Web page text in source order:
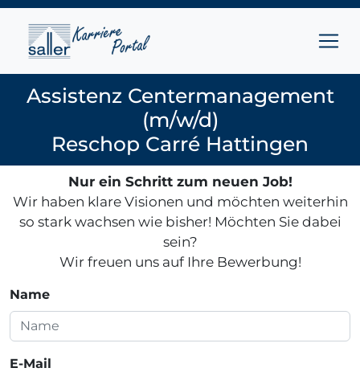
Zum Inhalt springen
Assistenz Centermanagement
(m/w/d)
Reschop Carré Hattingen
Nur ein Schritt zum neuen Job!
Wir haben klare Visionen und möchten weiterhin
so stark wachsen wie bisher! Möchten Sie dabei
sein?
Wir freuen uns auf Ihre Bewerbung!
Name
E-Mail